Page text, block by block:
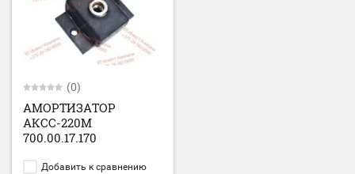
(0)
АМОРТИЗАТОР
АКСС-220М
700.00.17.170
Добавить к сравнению